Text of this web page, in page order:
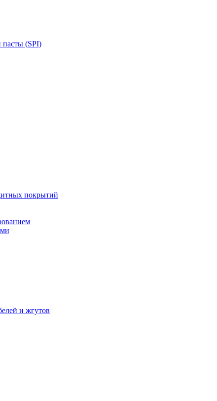
пасты (SPI)
покрытий
и жгутов